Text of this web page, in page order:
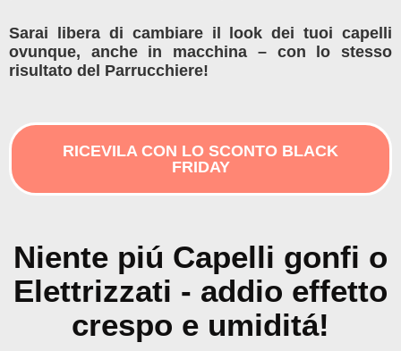
Sarai libera di cambiare il look dei tuoi capelli
ovunque, anche in macchina – con lo stesso
risultato del Parrucchiere!
RICEVILA CON LO SCONTO BLACK
FRIDAY
Niente piú Capelli gonfi o
Elettrizzati - addio effetto
crespo e umiditá!